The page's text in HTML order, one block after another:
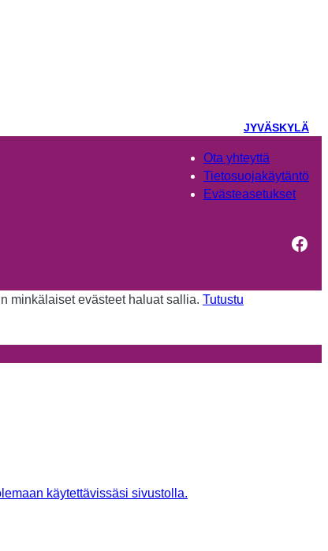
JYVÄSKYLÄ
Ota yhteyttä
Tietosuojakäytäntö
Evästeasetukset
minkälaiset evästeet haluat sallia. Tutustu
käytettävissäsi sivustolla.